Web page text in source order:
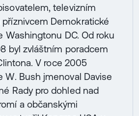
televizním
Demokratické
Washingtonu DC. Od roku
byl zvláštním poradcem
V roce 2005
W. Bush jmenoval Davise
Rady pro dohled nad
a občanskými